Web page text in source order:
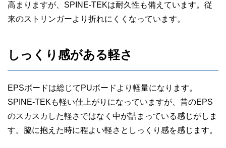
高まりますが、SPINE-TEKは耐久性も備えています。従
来のストリンガーより折れにくくなっています。
しっくり感がある軽さ
EPSボードは総じてPUボードより軽量になります。
SPINE-TEKも軽い仕上がりになっていますが、昔のEPS
のスカスカした軽さではなく中が詰まっている感じがしま
す。脇に抱えた時に程よい軽さとしっくり感を感じます。